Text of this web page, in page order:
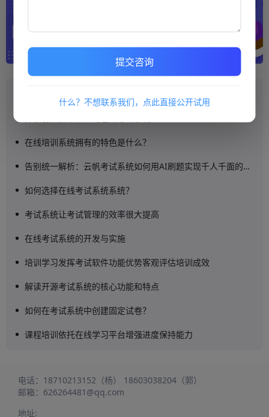
在线培训系统拥有的特色是什么？
告别统一解析：云帆考试系统如何用AI刷题实现千人千面的精准提分
如何选择在线考试系统系统？
考试系统让考试管理的效率很大提高
在线考试系统的开发与实施
培训学习发挥考试软件功能优势客观评估培训成效
解读开源考试系统的核心功能和特点
如何在考试系统中创建固定试卷？
课程培训依托在线学习平台增强进度保持能力
电话： 18710213152（杨）
18603038204（郭）
邮箱： 626264481@qq.com
地址:
提交咨询
什么？不想联系我们，点此直接公开试用